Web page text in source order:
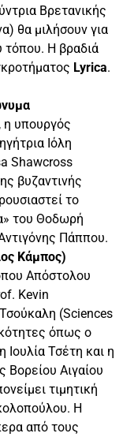
Βρετανικής
θα μιλήσουν για
τόπου. Η βραδιά
Lyrica.
υπουργός
Ιόλη
Shawcross
βυζαντινής
το
του Θοδωρή
Πάππου.
Κάμπος)
Απόστολου
Kevin
(Sciences
όπως ο
Τσέτη και η
Βορείου Αιγαίου
τιμητική
Η
από τους